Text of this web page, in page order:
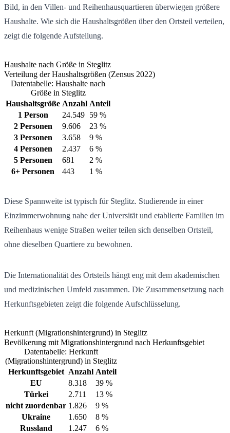
Bild, in den Villen- und Reihenhausquartieren überwiegen größere
Haushalte. Wie sich die Haushaltsgrößen über den Ortsteil verteilen,
zeigt die folgende Aufstellung.
Haushalte nach Größe in Steglitz
Verteilung der Haushaltsgrößen (Zensus 2022)
Datentabelle: Haushalte nach
Größe in Steglitz
Haushaltsgröße Anzahl Anteil
1 Person
24.549 59 %
2 Personen
9.606
23 %
3 Personen
3.658
9 %
4 Personen
2.437
6 %
5 Personen
681
2 %
6+ Personen
443 1 %
Diese Spannweite ist typisch für Steglitz. Studierende in einer
Einzimmerwohnung nahe der Universität und etablierte Familien im
Reihenhaus wenige Straßen weiter teilen sich denselben Ortsteil,
ohne dieselben Quartiere zu bewohnen.
Die Internationalität des Ortsteils hängt eng mit dem akademischen
und medizinischen Umfeld zusammen. Die Zusammensetzung nach
Herkunftsgebieten zeigt die folgende Aufschlüsselung.
Herkunft (Migrationshintergrund) in Steglitz
Bevölkerung mit Migrationshintergrund nach Herkunftsgebiet
Datentabelle: Herkunft
(Migrationshintergrund) in Steglitz
Herkunftsgebiet Anzahl Anteil
EU
8.318
39 %
Türkei
2.711
13 %
nicht zuordenbar 1.826
9 %
Ukraine
1.650
8 %
Russland
1.247
6 %